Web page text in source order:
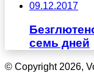
09.12.2017
семь дней
© Copyright 2026,